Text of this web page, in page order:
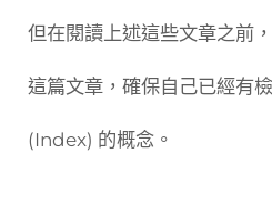
但在閱讀上述這些文章之前
這篇文章，確保自己已經有
(Index) 的概念。